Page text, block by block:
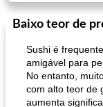
Baixo teor de
Sushi é
amigável para
No entanto,
com alto teor de
aumenta